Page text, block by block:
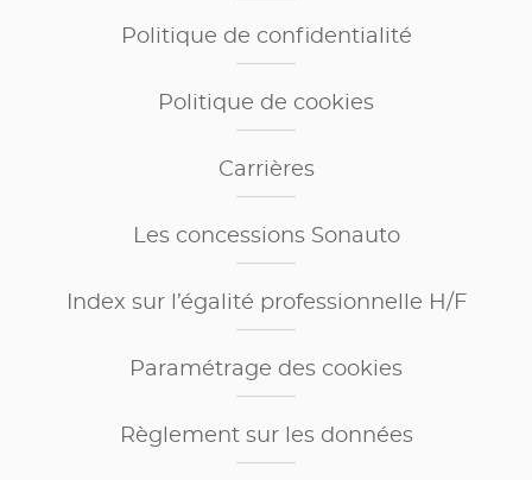
Politique de confidentialité
Politique de cookies
Carrières
Les concessions Sonauto
Index sur l’égalité professionnelle H/F
Paramétrage des cookies
Règlement sur les données